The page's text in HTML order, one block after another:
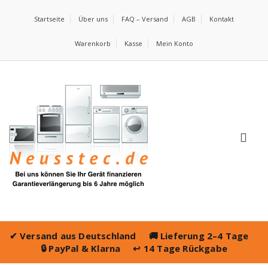
Startseite Über uns FAQ – Versand AGB Kontakt
Warenkorb Kasse Mein Konto
✔ Versand aus Deutschland 🚚 Lieferung 2–4 Tage
🔒 PayPal & Klarna ↩️ 14 Tage Rückgabe